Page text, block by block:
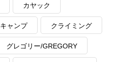
カヤック
キャンプ クライミング
グレゴリー/GREGORY